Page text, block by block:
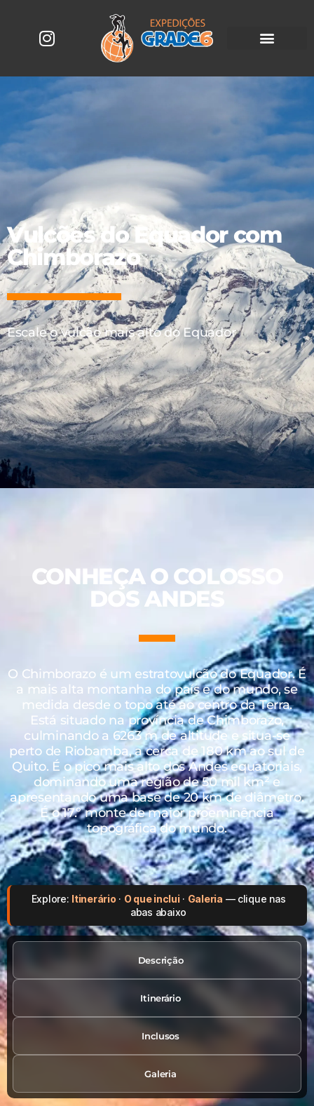
Vulcões do Equador com
Chimborazo
Escale o vulcão mais alto do Equador
CONHEÇA O COLOSSO
DOS ANDES
O Chimborazo é um estratovulcão do Equador. É
a mais alta montanha do país e do mundo, se
medida desde o topo até ao centro da Terra.
Está situado na província de Chimborazo,
culminando a 6263 m de altitude e situa-se
perto de Riobamba, a cerca de 180 km ao sul de
Quito. É o pico mais alto dos Andes equatoriais,
dominando uma região de 50 mil km² e
apresentando uma base de 20 km de diâmetro.
É o 17.º monte de maior proeminência
topográfica do mundo.
Explore: Itinerário· O que inclui· Galeria — clique nas
abas abaixo
Descrição
Itinerário
Inclusos
Galeria